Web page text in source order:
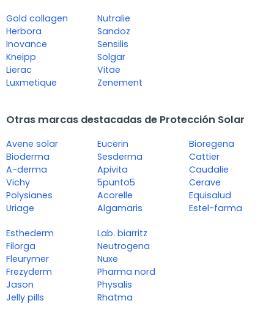
Gold collagen
Herbora
Inovance
Kneipp
Lierac
Luxmetique
Nutralie
Sandoz
Sensilis
Solgar
Vitae
Zenement
Otras marcas destacadas de Protección Solar
Avene solar
Bioderma
A-derma
Vichy
Polysianes
Uriage
Eucerin
Sesderma
Apivita
5punto5
Acorelle
Algamaris
Bioregena
Cattier
Caudalie
Cerave
Equisalud
Estel-farma
Esthederm
Filorga
Fleurymer
Frezyderm
Jason
Jelly pills
Lab. biarritz
Neutrogena
Nuxe
Pharma nord
Physalis
Rhatma